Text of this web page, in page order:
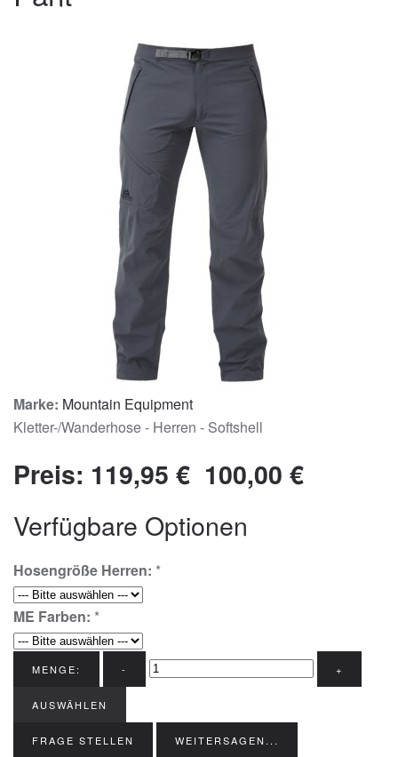
Marke: Mountain Equipment
Kletter-/Wanderhose - Herren - Softshell
Preis: 119,95 € 100,00 €
Verfügbare Optionen
Hosengröße Herren: *
ME Farben: *
MENGE: - +
AUSWÄHLEN
FRAGE STELLEN WEITERSAGEN...